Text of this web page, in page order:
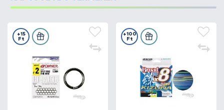
+15
Ft
+100
Ft